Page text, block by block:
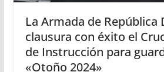
La Armada de República
clausura con éxito el
de Instrucción para
«Otoño 2024»